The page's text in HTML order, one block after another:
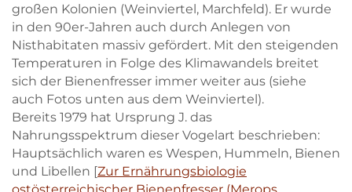
großen Kolonien (Weinviertel, Marchfeld). Er wurde
in den 90er-Jahren auch durch Anlegen von
Nisthabitaten massiv gefördert. Mit den steigenden
Temperaturen in Folge des Klimawandels breitet
sich der Bienenfresser immer weiter aus (siehe
auch Fotos unten aus dem Weinviertel).
Bereits 1979 hat Ursprung J. das
Nahrungsspektrum dieser Vogelart beschrieben:
Hauptsächlich waren es Wespen, Hummeln, Bienen
und Libellen [Zur Ernährungsbiologie